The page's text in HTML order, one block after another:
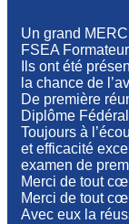
Un grand
FSEA
Ils ont été
la chance de
De première
Diplôme
Toujours à
et efficacité
examen de
Merci de tout
Merci de tout
Avec eux la